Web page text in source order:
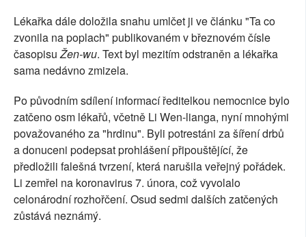
Lékařka dále doložila snahu umlčet ji ve článku "Ta co
zvonila na poplach" publikovaném v březnovém čísle
časopisuŽen-wu. Text byl mezitím odstraněn a lékařka
sama nedávno zmizela.
Po původním sdílení informací ředitelkou nemocnice bylo
zatčeno osm lékařů, včetně Li Wen-lianga, nyní mnohými
považovaného za "hrdinu". Byli potrestáni za šíření drbů
a donuceni podepsat prohlášení připouštějící, že
předložili falešná tvrzení, která narušila veřejný pořádek.
Li zemřel na koronavirus 7. února, což vyvolalo
celonárodní rozhořčení. Osud sedmi dalších zatčených
zůstává neznámý.